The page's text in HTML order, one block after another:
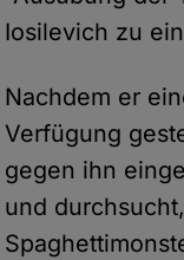
Iosilevich zu
Nachdem er
Verfügung
gegen ihn
und